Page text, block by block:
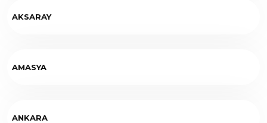
AKSARAY
AMASYA
ANKARA